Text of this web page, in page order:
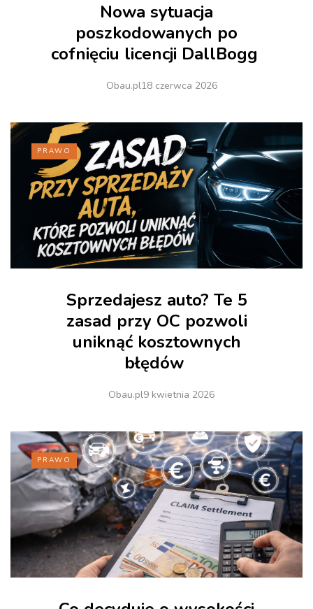
Nowa sytuacja
poszkodowanych po
cofnięciu licencji DallBogg
Obau.pl18 czerwca 2026
PRAWO
Sprzedajesz auto? Te 5
zasad przy OC pozwoli
uniknąć kosztownych
błędów
Obau.pl9 kwietnia 2026
PRAWO